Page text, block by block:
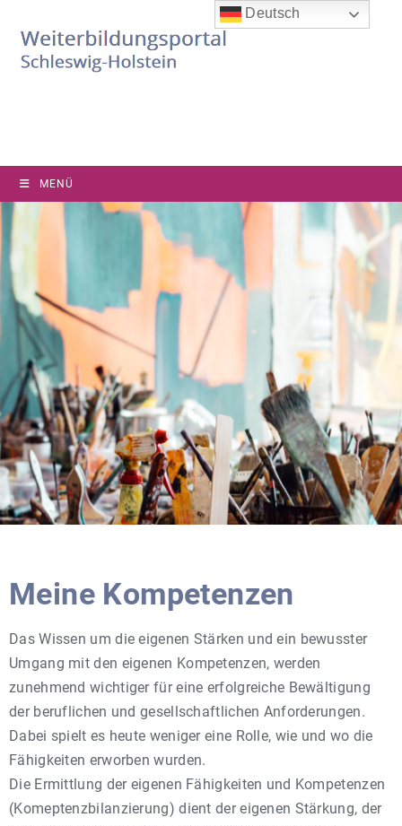
MENÜ
Meine Kompetenzen
Das Wissen um die eigenen Stärken und ein bewusster
Umgang mit den eigenen Kompetenzen, werden
zunehmend wichtiger für eine erfolgreiche Bewältigung
der beruflichen und gesellschaftlichen Anforderungen.
Dabei spielt es heute weniger eine Rolle, wie und wo die
Fähigkeiten erworben wurden.
Die Ermittlung der eigenen Fähigkeiten und Kompetenzen
(Komeptenzbilanzierung) dient der eigenen Stärkung, der
Deutsch